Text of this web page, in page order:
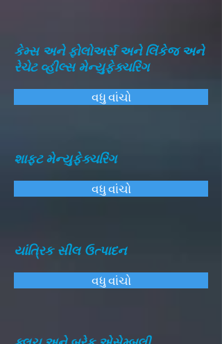
કેમ્સ અને ફોલોઅર્સ અને લિંકેજ અને
રેચેટ વ્હીલ્સ મેન્યુફેક્ચરિંગ
વધુ વાંચો
શાફ્ટ મેન્યુફેક્ચરિંગ
વધુ વાંચો
યાંત્રિક સીલ ઉત્પાદન
વધુ વાંચો